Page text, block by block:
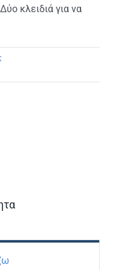
κλειδιά για να